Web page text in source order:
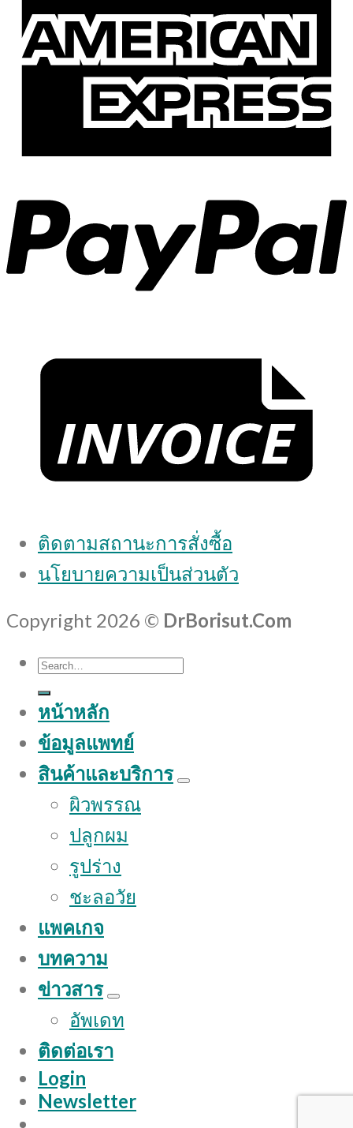
ติดตามสถานะการสั่งซื้อ
นโยบายความเป็นส่วนตัว
Copyright 2026 © DrBorisut.Com
Search
หน้าหลัก
ข้อมูลแพทย์
สินค้าและบริการ
ผิวพรรณ
ปลูกผม
รูปร่าง
ชะลอวัย
แพคเกจ
บทความ
ข่าวสาร
อัพเดท
ติดต่อเรา
Login
Newsletter